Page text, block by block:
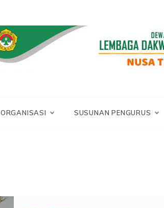
BARAT
ORGANISASI SUSUNAN PENGURUS